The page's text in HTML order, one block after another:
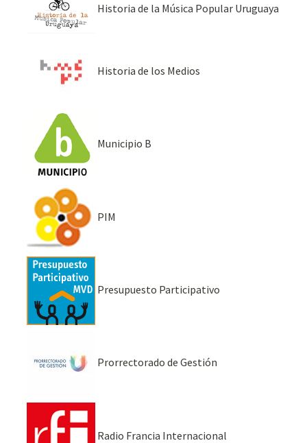
Historia de la Música Popular Uruguaya
Historia de los Medios
Municipio B
PIM
Presupuesto Participativo
Prorrectorado de Gestión
Radio Francia Internacional